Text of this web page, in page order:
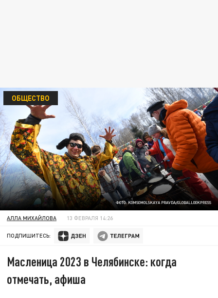
ФОТО: KOMSOMOLSKAYA PRAVDA/GLOBALLOOKPRESS
ОБЩЕСТВО
АЛЛА МИХАЙЛОВА 13 ФЕВРАЛЯ 14:26
ПОДПИШИТЕСЬ:
Масленица 2023 в Челябинске: когда
отмечать, афиша